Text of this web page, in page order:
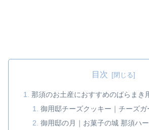
目次
那須のお土産におすすめのばらまき
御用邸チーズクッキー｜チーズガ
御用邸の月｜お菓子の城 那須ハ